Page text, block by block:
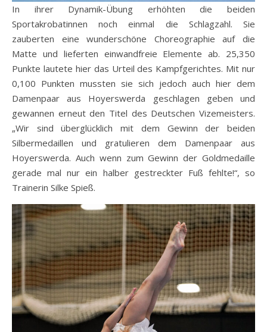
In ihrer Dynamik-Übung erhöhten die beiden
Sportakrobatinnen noch einmal die Schlagzahl. Sie
zauberten eine wunderschöne Choreographie auf die
Matte und lieferten einwandfreie Elemente ab. 25,350
Punkte lautete hier das Urteil des Kampfgerichtes. Mit nur
0,100 Punkten mussten sie sich jedoch auch hier dem
Damenpaar aus Hoyerswerda geschlagen geben und
gewannen erneut den Titel des Deutschen Vizemeisters.
„Wir sind überglücklich mit dem Gewinn der beiden
Silbermedaillen und gratulieren dem Damenpaar aus
Hoyerswerda. Auch wenn zum Gewinn der Goldmedaille
gerade mal nur ein halber gestreckter Fuß fehlte!“, so
Trainerin Silke Spieß.